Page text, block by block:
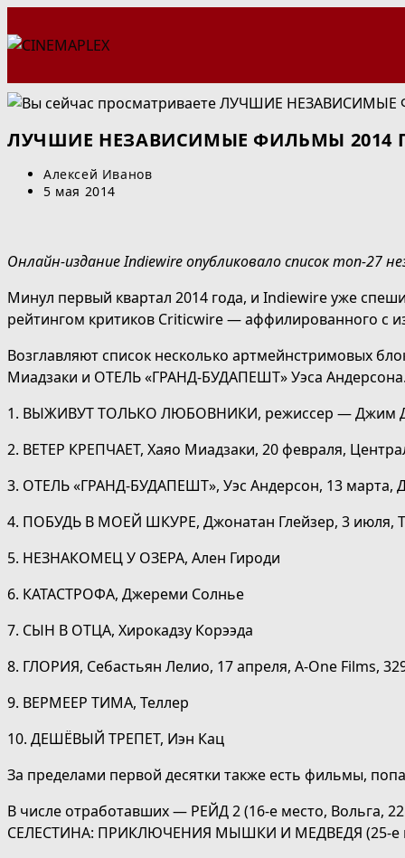
к
ЛУЧШИЕ НЕЗАВИСИМЫЕ ФИЛЬМЫ 2014
Автор
записи:
Алексей Иванов
Запись
5 мая 2014
Онлайн-издание Indiewire опубликовало список топ-27
Минул первый квартал 2014 года, и Indiewire уже
рейтингом критиков Criticwire — аффилированного с
Возглавляют список несколько
Миадзаки и ОТЕЛЬ «ГРАНД-БУДАПЕШТ» Уэса
1. ВЫЖИВУТ ТОЛЬКО ЛЮБОВНИКИ, режиссер — Джим
2. ВЕТЕР КРЕПЧАЕТ, Хаяо Миадзаки, 20 февраля,
3. ОТЕЛЬ «ГРАНД-БУДАПЕШТ», Уэс Андерсон, 13 марта,
4. ПОБУДЬ В МОЕЙ ШКУРЕ, Джонатан Глейзер, 3 июля,
5. НЕЗНАКОМЕЦ У ОЗЕРА, Ален Гироди
6. КАТАСТРОФА, Джереми Солнье
7. СЫН В ОТЦА, Хирокадзу Корээда
8. ГЛОРИЯ, Себастьян Лелио, 17 апреля, A-One Films,
9. ВЕРМЕЕР ТИМА, Теллер
10. ДЕШЁВЫЙ ТРЕПЕТ, Иэн Кац
За пределами первой десятки также есть фильмы,
В числе отработавших — РЕЙД 2 (16-е место,
СЕЛЕСТИНА: ПРИКЛЮЧЕНИЯ МЫШКИ И МЕДВЕДЯ (25-е